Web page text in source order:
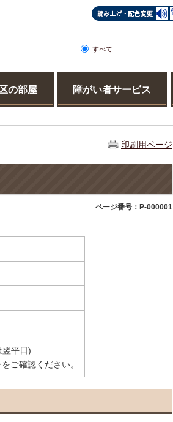
すべて
の部屋 障がい者サービス
印刷用ページ
ページ番号：P-000001
翌平日)
ご確認ください。